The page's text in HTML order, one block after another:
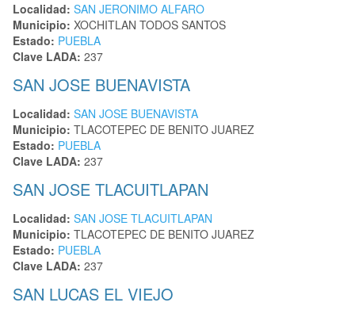
Localidad: SAN JERONIMO ALFARO
Municipio: XOCHITLAN TODOS SANTOS
Estado: PUEBLA
Clave LADA: 237
SAN JOSE BUENAVISTA
Localidad: SAN JOSE BUENAVISTA
Municipio: TLACOTEPEC DE BENITO JUAREZ
Estado: PUEBLA
Clave LADA: 237
SAN JOSE TLACUITLAPAN
Localidad: SAN JOSE TLACUITLAPAN
Municipio: TLACOTEPEC DE BENITO JUAREZ
Estado: PUEBLA
Clave LADA: 237
SAN LUCAS EL VIEJO